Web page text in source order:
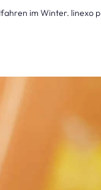
im Winter. linexo